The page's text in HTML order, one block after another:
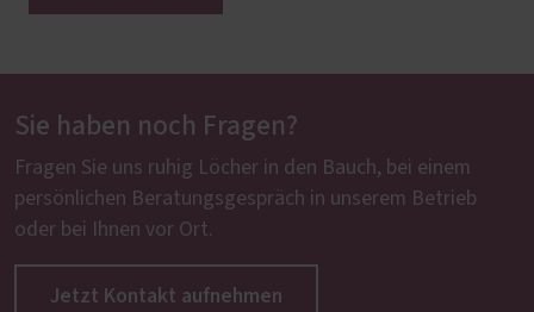
Sie haben noch Fragen?
Fragen Sie uns ruhig Löcher in den Bauch, bei einem
persönlichen Beratungsgespräch in unserem Betrieb
oder bei Ihnen vor Ort.
Jetzt Kontakt aufnehmen